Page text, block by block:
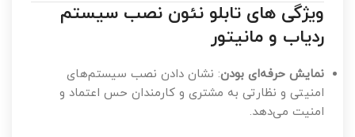
ویژگی های تابلو نئون نصب سیستم
ردیاب و مانیتور
نمایش حرفه‌ای بودن: نشان دادن نصب سیستم‌های
امنیتی و نظارتی به مشتری و کارمندان حس اعتماد و
امنیت می‌دهد.